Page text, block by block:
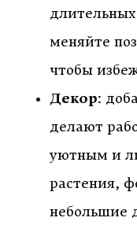
меняйте
чтобы
Декор:
делают
уютным и
растения,
небольшие